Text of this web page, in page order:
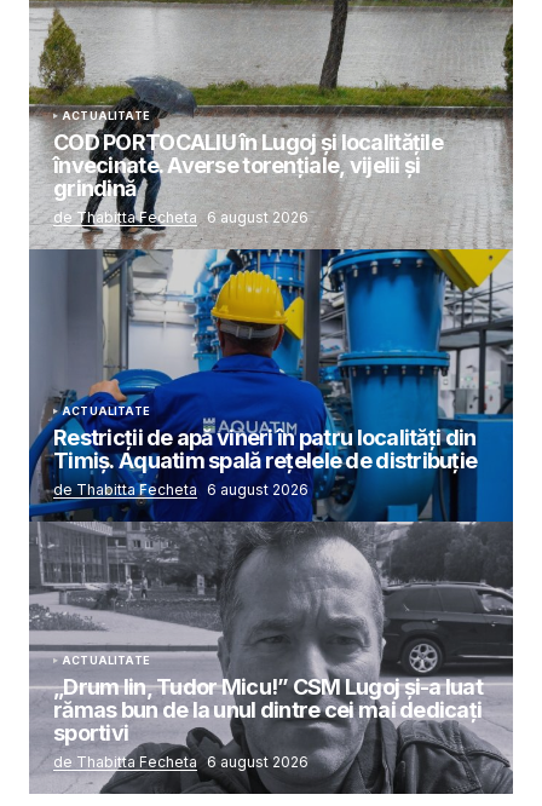
ACTUALITATE
COD PORTOCALIU în Lugoj și localitățile
învecinate. Averse torențiale, vijelii și
grindină
de Thabitta Fecheta 6 august 2026
ACTUALITATE
Restricții de apă vineri în patru localități din
Timiș. Aquatim spală rețelele de distribuție
de Thabitta Fecheta 6 august 2026
ACTUALITATE
„Drum lin, Tudor Micu!” CSM Lugoj și-a luat
rămas bun de la unul dintre cei mai dedicați
sportivi
de Thabitta Fecheta 6 august 2026